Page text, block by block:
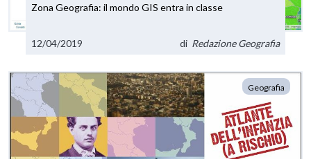
Zona Geografia: il mondo GIS entra in classe
12/04/2019 di Redazione Geografia
Geografia